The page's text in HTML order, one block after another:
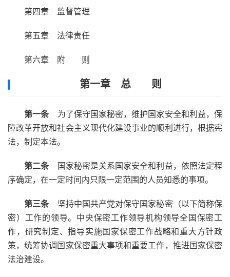
第四章 监督管理
第五章 法律责任
第六章 附 则
第一章 总 则
第一条为了保守国家秘密，维护国家安全和利益，保
障改革开放和社会主义现代化建设事业的顺利进行，根据宪
法，制定本法。
第二条国家秘密是关系国家安全和利益，依照法定程
序确定，在一定时间内只限一定范围的人员知悉的事项。
第三条坚持中国共产党对保守国家秘密（以下简称保
密）工作的领导。中央保密工作领导机构领导全国保密工
作，研究制定、指导实施国家保密工作战略和重大方针政
策，统筹协调国家保密重大事项和重要工作，推进国家保密
法治建设。